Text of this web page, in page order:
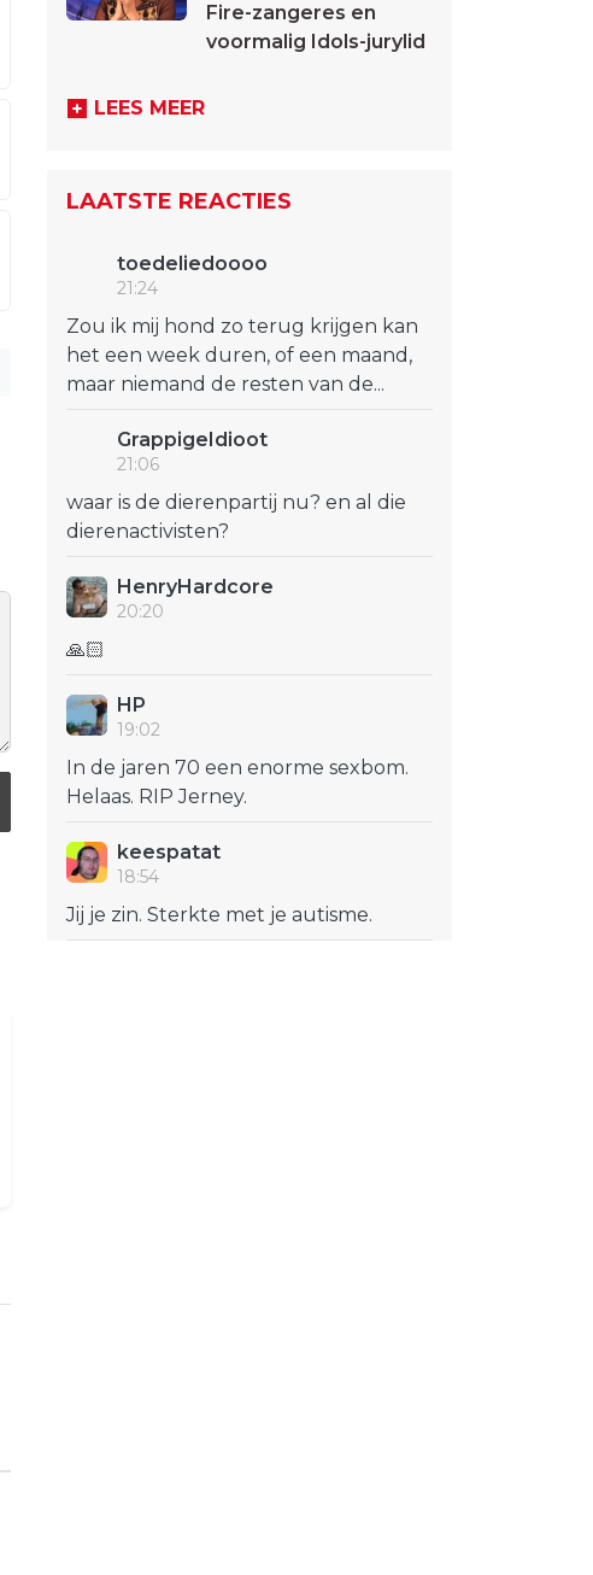
Fire-zangeres en
voormalig Idols-jurylid
LEES MEER
LAATSTE REACTIES
toedeliedoooo
21:24
Zou ik mij hond zo terug krijgen kan
het een week duren, of een maand,
maar niemand de resten van de...
GrappigeIdioot
21:06
waar is de dierenpartij nu? en al die
dierenactivisten?
HenryHardcore
20:20
🙏🏻
HP
19:02
In de jaren 70 een enorme sexbom.
Helaas. RIP Jerney.
keespatat
18:54
Jij je zin. Sterkte met je autisme.